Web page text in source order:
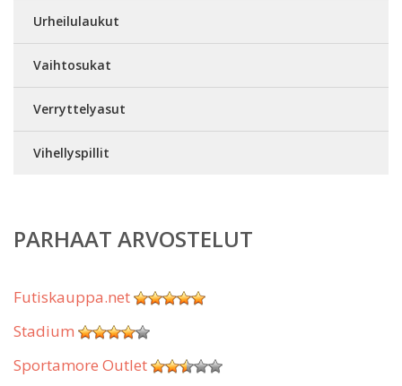
Urheilulaukut
Vaihtosukat
Verryttelyasut
Vihellyspillit
PARHAAT ARVOSTELUT
Futiskauppa.net
Stadium
Sportamore Outlet